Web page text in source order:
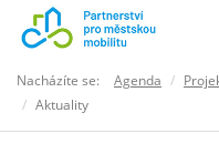
Nacházíte se: Agenda
Aktuality